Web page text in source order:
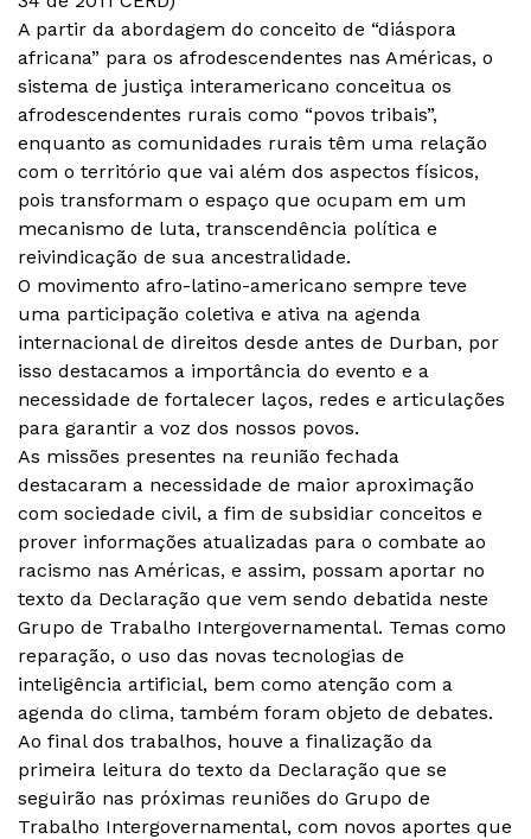
A partir da abordagem do conceito de “diáspora
africana” para os afrodescendentes nas Américas, o
sistema de justiça interamericano conceitua os
afrodescendentes rurais como “povos tribais”,
enquanto as comunidades rurais têm uma relação
com o território que vai além dos aspectos físicos,
pois transformam o espaço que ocupam em um
mecanismo de luta, transcendência política e
reivindicação de sua ancestralidade.
O movimento afro-latino-americano sempre teve
uma participação coletiva e ativa na agenda
internacional de direitos desde antes de Durban, por
isso destacamos a importância do evento e a
necessidade de fortalecer laços, redes e articulações
para garantir a voz dos nossos povos.
As missões presentes na reunião fechada
destacaram a necessidade de maior aproximação
com sociedade civil, a fim de subsidiar conceitos e
prover informações atualizadas para o combate ao
racismo nas Américas, e assim, possam aportar no
texto da Declaração que vem sendo debatida neste
Grupo de Trabalho Intergovernamental. Temas como
reparação, o uso das novas tecnologias de
inteligência artificial, bem como atenção com a
agenda do clima, também foram objeto de debates.
Ao final dos trabalhos, houve a finalização da
primeira leitura do texto da Declaração que se
seguirão nas próximas reuniões do Grupo de
Trabalho Intergovernamental, com novos aportes que